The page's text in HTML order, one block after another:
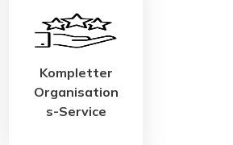
Kompletter
Organisation
s-Service